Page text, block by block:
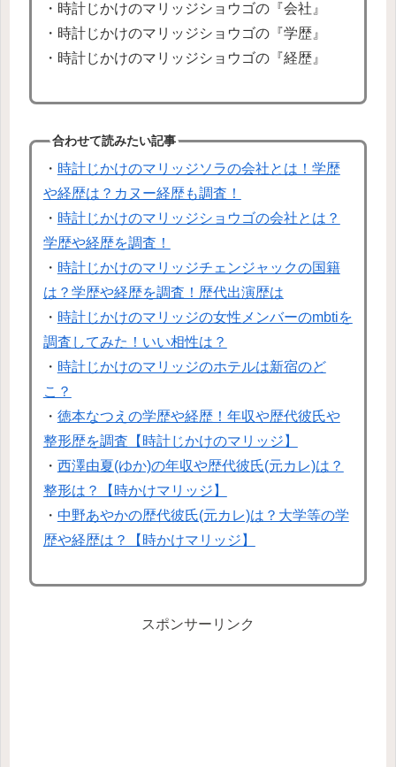
・時計じかけのマリッジショウゴの『会社』
・時計じかけのマリッジショウゴの『学歴』
・時計じかけのマリッジショウゴの『経歴』
合わせて読みたい記事
・ 時計じかけのマリッジソラの会社とは！学歴
や経歴は？カヌー経歴も調査！
・ 時計じかけのマリッジショウゴの会社とは？
学歴や経歴を調査！
・ 時計じかけのマリッジチェンジャックの国籍
は？学歴や経歴を調査！歴代出演歴は
・ 時計じかけのマリッジの女性メンバーのmbtiを
調査してみた！いい相性は？
・ 時計じかけのマリッジのホテルは新宿のど
こ？
・ 徳本なつえの学歴や経歴！年収や歴代彼氏や
整形歴を調査【時計じかけのマリッジ】
・ 西澤由夏(ゆか)の年収や歴代彼氏(元カレ)は？
整形は？【時かけマリッジ】
・ 中野あやかの歴代彼氏(元カレ)は？大学等の学
歴や経歴は？【時かけマリッジ】
スポンサーリンク